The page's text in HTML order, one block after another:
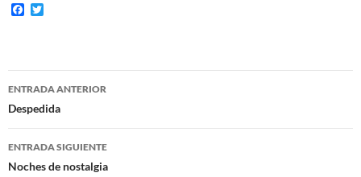
F
o
o
e
r
Navegación
de
entradas
ENTRADA ANTERIOR
Despedida
ENTRADA SIGUIENTE
Noches de nostalgia